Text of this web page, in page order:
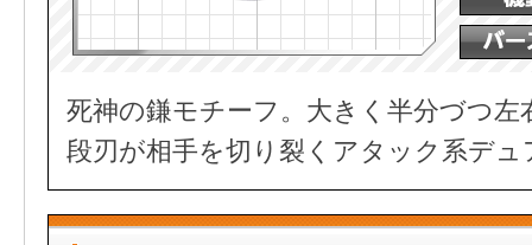
死神の鎌モチーフ。大きく半分づつ
段刃が相手を切り裂くアタック系デ